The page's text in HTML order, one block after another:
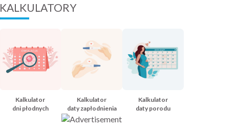
KALKULATORY
Kalkulator
dni płodnych
Kalkulator
daty zapłodnienia
Kalkulator
daty porodu